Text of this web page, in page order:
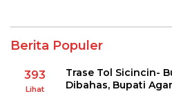
Berita Populer
393
Lihat
Trase Tol Sicincin-
Dibahas, Bupati